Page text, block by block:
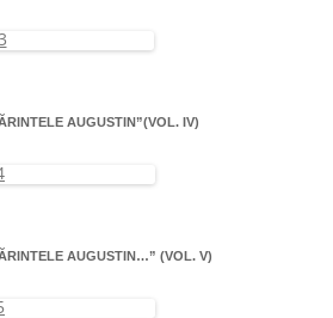
AUGUSTIN”(VOL. IV)
AUGUSTIN…” (VOL. V)